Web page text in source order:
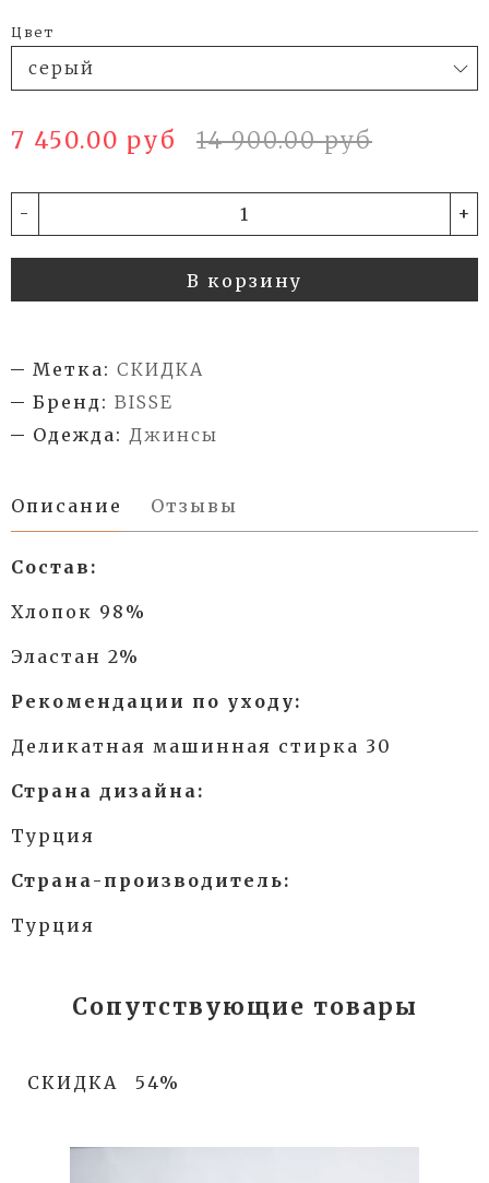
Цвет
7 450.00 руб 14 900.00 руб
- +
В корзину
Метка: СКИДКА
Бренд: BISSE
Одежда: Джинсы
Описание Отзывы
Состав:
Хлопок 98%
Эластан 2%
Рекомендации по уходу:
Деликатная машинная стирка 30
Страна дизайна:
Турция
Страна-производитель:
Турция
Сопутствующие товары
СКИДКА 54%